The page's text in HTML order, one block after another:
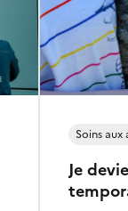
Je
Soins aux